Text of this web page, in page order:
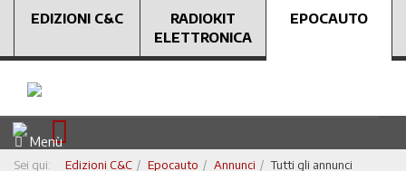
EDIZIONI C&C
RADIOKIT
ELETTRONICA
EPOCAUTO
Menù
Sei qui: Edizioni C&C Epocauto Annunci Tutti gli annunci